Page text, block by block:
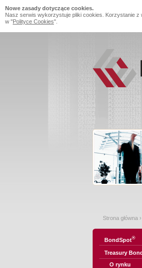
Nowe zasady dotyczące cookies.
Nasz serwis wykorzystuje pliki cookies. Korzystanie
w "Polityce Cookies".
Strona główna ›
BondSpot®
Treasury
O rynku